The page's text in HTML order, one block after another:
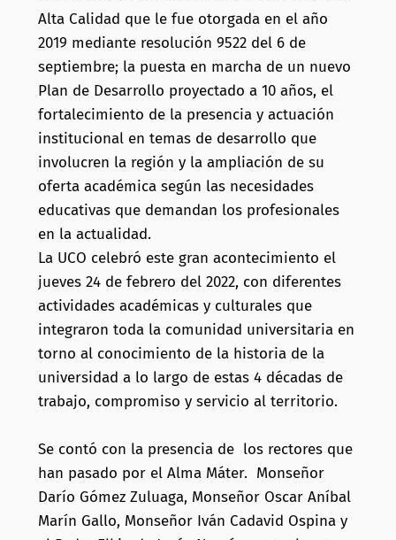
Alta Calidad que le fue otorgada en el año
2019 mediante resolución 9522 del 6 de
septiembre; la puesta en marcha de un nuevo
Plan de Desarrollo proyectado a 10 años, el
fortalecimiento de la presencia y actuación
institucional en temas de desarrollo que
involucren la región y la ampliación de su
oferta académica según las necesidades
educativas que demandan los profesionales
en la actualidad.
La UCO celebró este gran acontecimiento el
jueves 24 de febrero del 2022, con diferentes
actividades académicas y culturales que
integraron toda la comunidad universitaria en
torno al conocimiento de la historia de la
universidad a lo largo de estas 4 décadas de
trabajo, compromiso y servicio al territorio.
Se contó con la presencia de los rectores que
han pasado por el Alma Máter. Monseñor
Darío Gómez Zuluaga, Monseñor Oscar Aníbal
Marín Gallo, Monseñor Iván Cadavid Ospina y